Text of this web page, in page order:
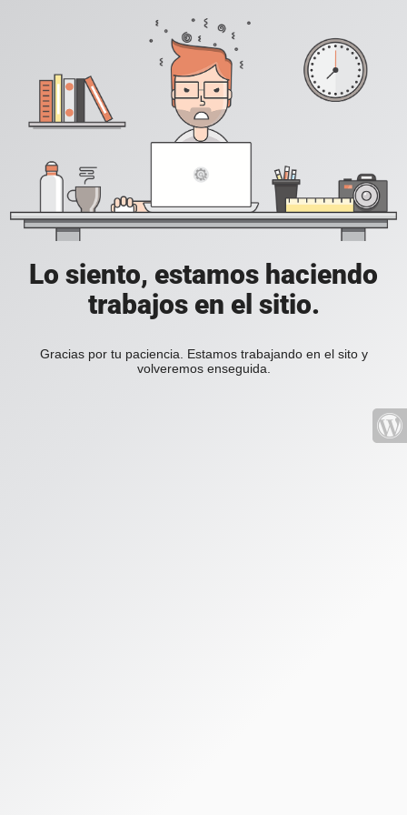
Lo siento, estamos haciendo
trabajos en el sitio.
Gracias por tu paciencia. Estamos trabajando en el sito y
volveremos enseguida.